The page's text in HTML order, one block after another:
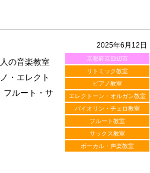
2025年6月12日
京都府京田辺市
リトミック教室
ピアノ教室
エレクトーン・オルガン教室
バイオリン・チェロ教室
フルート教室
サックス教室
ボーカル・声楽教室
の音楽教室
・エレクト
フルート・サ